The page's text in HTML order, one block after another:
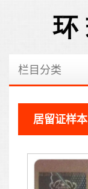
栏目分类
居留证样本